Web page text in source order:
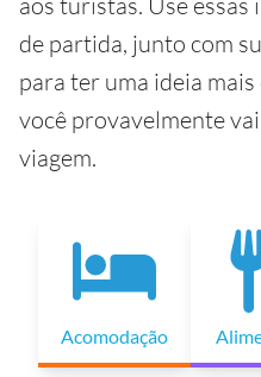
de partida, junto com
para ter uma ideia
você provavelmente
viagem.
Acomodação